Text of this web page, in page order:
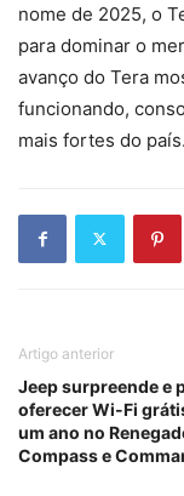
nome de 2025, o
para dominar o
avanço do Tera
funcionando,
mais fortes do país.
Artigo anterior
Jeep surpreende e
oferecer Wi-Fi
um ano no
Compass e